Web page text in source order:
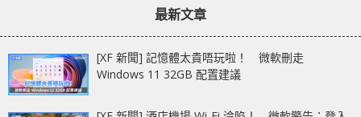
最新文章
[XF 新聞] 記憶體太貴唔玩啦！ 微軟刪走
Windows 11 32GB 配置建議